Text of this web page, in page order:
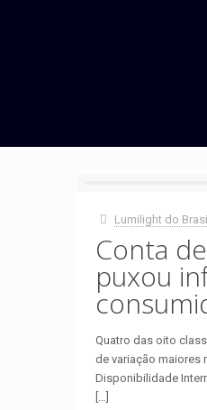
Lumilight do Brasil
Conta
puxou
Quatro das oito
de variação maiores
Disponibilidade
[…]